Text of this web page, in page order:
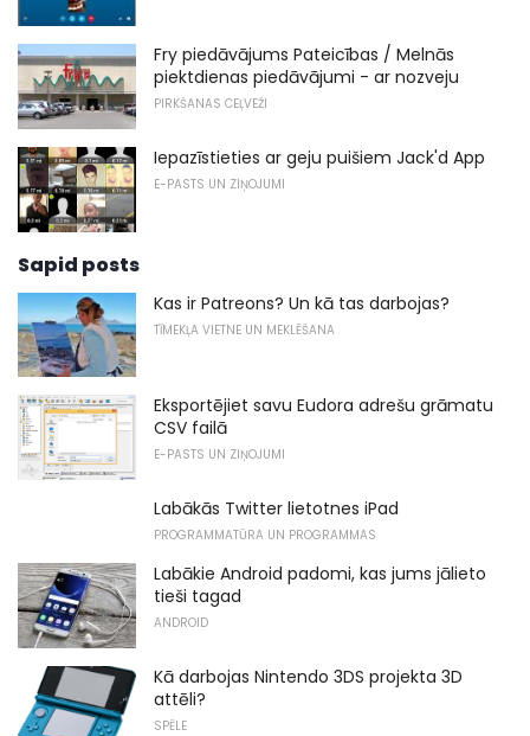
Fry piedāvājums Pateicības / Melnās
piektdienas piedāvājumi - ar nozveju
PIRKŠANAS CEĻVEŽI
Iepazīstieties ar geju puišiem Jack'd App
E-PASTS UN ZIŅOJUMI
Sapid posts
Kas ir Patreons? Un kā tas darbojas?
TĪMEKĻA VIETNE UN MEKLĒŠANA
Eksportējiet savu Eudora adrešu grāmatu
CSV failā
E-PASTS UN ZIŅOJUMI
Labākās Twitter lietotnes iPad
PROGRAMMATŪRA UN PROGRAMMAS
Labākie Android padomi, kas jums jālieto
tieši tagad
ANDROID
Kā darbojas Nintendo 3DS projekta 3D
attēli?
SPĒLE